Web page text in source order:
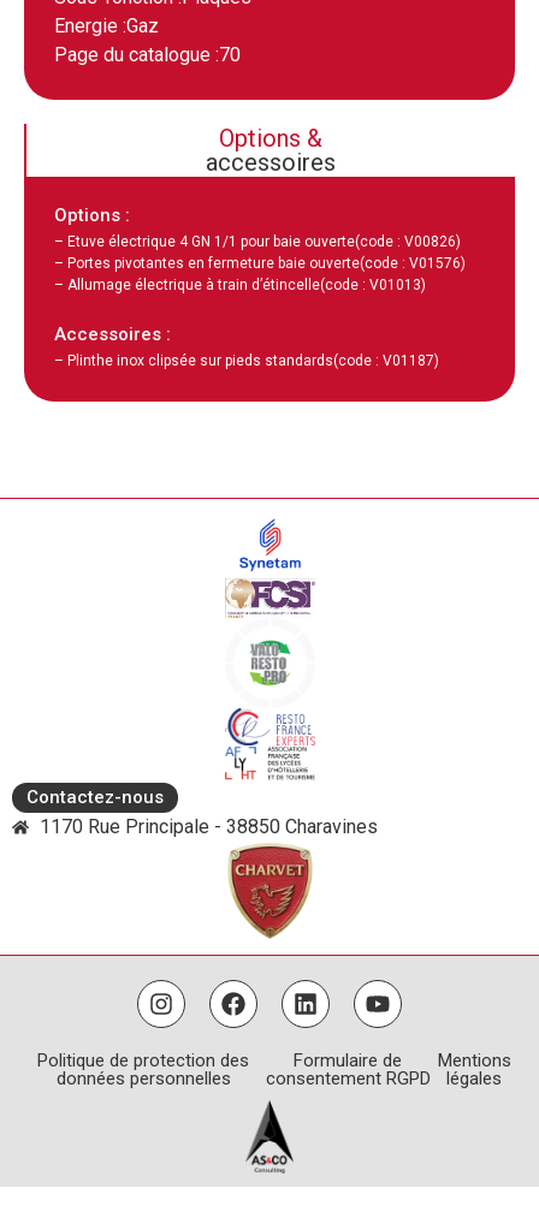
Energie :Gaz
Page du catalogue :70
Options &
accessoires
Options :
– Etuve électrique 4 GN 1/1 pour baie ouverte(code : V00826)
– Portes pivotantes en fermeture baie ouverte(code : V01576)
– Allumage électrique à train d’étincelle(code : V01013)
Accessoires :
– Plinthe inox clipsée sur pieds standards(code : V01187)
Contactez-nous
1170 Rue Principale - 38850 Charavines
Politique de protection des
données personnelles
Formulaire de
consentement RGPD
Mentions
légales